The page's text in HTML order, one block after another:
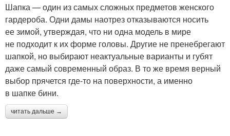
Шапка — один из самых сложных предметов женского
гардероба. Одни дамы наотрез отказываются носить
ее зимой, утверждая, что ни одна модель в мире
не подходит к их форме головы. Другие не пренебрегают
шапкой, но выбирают неактуальные варианты и губят
даже самый современный образ. В то же время верный
выбор прячется где-то на поверхности, а именно
в шапке бини.
читать дальше →